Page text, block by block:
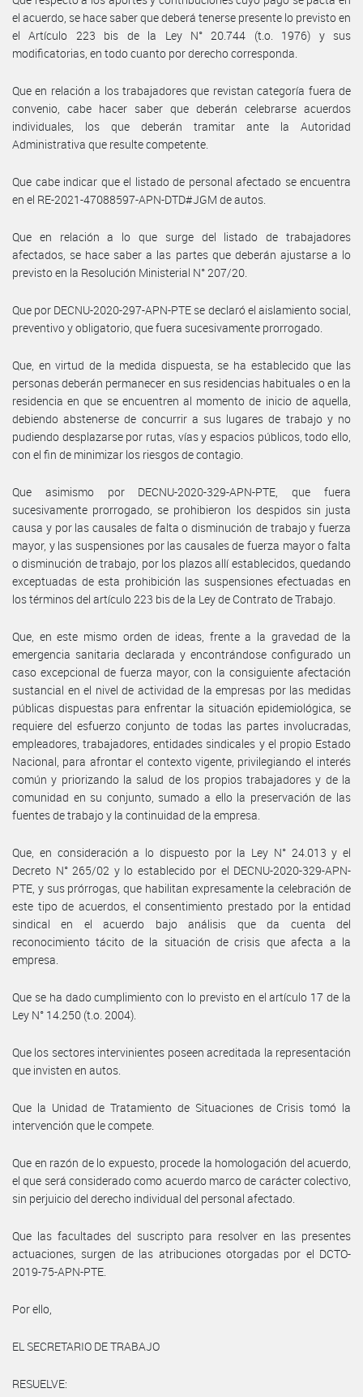
el acuerdo, se hace saber que deberá tenerse presente lo previsto en
el Artículo 223 bis de la Ley N° 20.744 (t.o. 1976) y sus
modificatorias, en todo cuanto por derecho corresponda.
Que en relación a los trabajadores que revistan categoría fuera de
convenio, cabe hacer saber que deberán celebrarse acuerdos
individuales, los que deberán tramitar ante la Autoridad
Administrativa que resulte competente.
Que cabe indicar que el listado de personal afectado se encuentra
en el RE-2021-47088597-APN-DTD#JGM de autos.
Que en relación a lo que surge del listado de trabajadores
afectados, se hace saber a las partes que deberán ajustarse a lo
previsto en la Resolución Ministerial N° 207/20.
Que por DECNU-2020-297-APN-PTE se declaró el aislamiento social,
preventivo y obligatorio, que fuera sucesivamente prorrogado.
Que, en virtud de la medida dispuesta, se ha establecido que las
personas deberán permanecer en sus residencias habituales o en la
residencia en que se encuentren al momento de inicio de aquella,
debiendo abstenerse de concurrir a sus lugares de trabajo y no
pudiendo desplazarse por rutas, vías y espacios públicos, todo ello,
con el fin de minimizar los riesgos de contagio.
Que asimismo por DECNU-2020-329-APN-PTE, que fuera
sucesivamente prorrogado, se prohibieron los despidos sin justa
causa y por las causales de falta o disminución de trabajo y fuerza
mayor, y las suspensiones por las causales de fuerza mayor o falta
o disminución de trabajo, por los plazos allí establecidos, quedando
exceptuadas de esta prohibición las suspensiones efectuadas en
los términos del artículo 223 bis de la Ley de Contrato de Trabajo.
Que, en este mismo orden de ideas, frente a la gravedad de la
emergencia sanitaria declarada y encontrándose configurado un
caso excepcional de fuerza mayor, con la consiguiente afectación
sustancial en el nivel de actividad de la empresas por las medidas
públicas dispuestas para enfrentar la situación epidemiológica, se
requiere del esfuerzo conjunto de todas las partes involucradas,
empleadores, trabajadores, entidades sindicales y el propio Estado
Nacional, para afrontar el contexto vigente, privilegiando el interés
común y priorizando la salud de los propios trabajadores y de la
comunidad en su conjunto, sumado a ello la preservación de las
fuentes de trabajo y la continuidad de la empresa.
Que, en consideración a lo dispuesto por la Ley N° 24.013 y el
Decreto N° 265/02 y lo establecido por el DECNU-2020-329-APN-
PTE, y sus prórrogas, que habilitan expresamente la celebración de
este tipo de acuerdos, el consentimiento prestado por la entidad
sindical en el acuerdo bajo análisis que da cuenta del
reconocimiento tácito de la situación de crisis que afecta a la
empresa.
Que se ha dado cumplimiento con lo previsto en el artículo 17 de la
Ley N° 14.250 (t.o. 2004).
Que los sectores intervinientes poseen acreditada la representación
que invisten en autos.
Que la Unidad de Tratamiento de Situaciones de Crisis tomó la
intervención que le compete.
Que en razón de lo expuesto, procede la homologación del acuerdo,
el que será considerado como acuerdo marco de carácter colectivo,
sin perjuicio del derecho individual del personal afectado.
Que las facultades del suscripto para resolver en las presentes
actuaciones, surgen de las atribuciones otorgadas por el DCTO-
2019-75-APN-PTE.
Por ello,
EL SECRETARIO DE TRABAJO
RESUELVE: